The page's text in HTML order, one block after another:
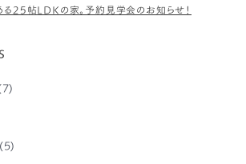
る25帖LDKの家。予約見学会のお知らせ！
(5)